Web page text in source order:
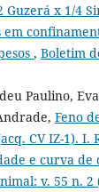
Guzerá x 1/4
, Boletim
Paulino,
Feno
CV IZ-1).
e curva de
v. 55 n. 2